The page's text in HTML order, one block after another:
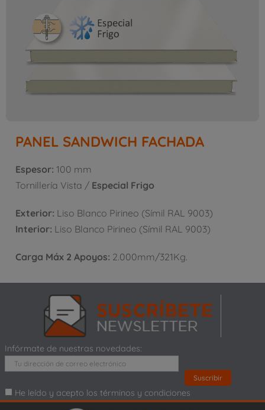
PANEL SANDWICH FACHADA
Espesor: 100 mm
Tornillería Vista / Especial Frigo
Exterior: Liso Blanco Pirineo (Símil RAL 9003)
Interior: Liso Blanco Pirineo (Símil RAL 9003)
Carga Máx 2 Apoyos: 2.000mm/321Kg.
Infórmate de nuestras novedades:
He leído y acepto los términos y condiciones